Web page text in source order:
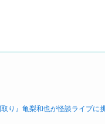
り』亀梨和也が怪談ライブに